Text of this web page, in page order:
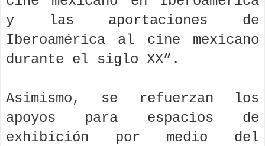
y las aportaciones de
Iberoamérica al cine mexicano
durante el siglo XX”.
Asimismo, se refuerzan los
apoyos para espacios de
exhibición por medio del